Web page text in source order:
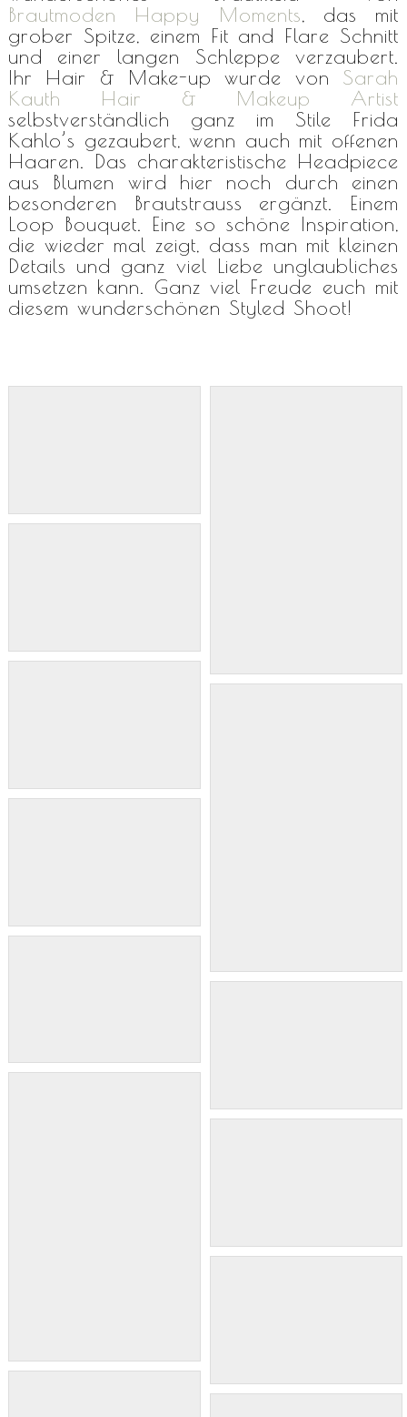
Brautmoden Happy Moments, das mit
grober Spitze, einem Fit and Flare Schnitt
und einer langen Schleppe verzaubert.
Ihr Hair & Make-up wurde von Sarah
Kauth Hair & Makeup Artist
selbstverständlich ganz im Stile Frida
Kahlo’s gezaubert, wenn auch mit offenen
Haaren. Das charakteristische Headpiece
aus Blumen wird hier noch durch einen
besonderen Brautstrauss ergänzt. Einem
Loop Bouquet. Eine so schöne Inspiration,
die wieder mal zeigt, dass man mit kleinen
Details und ganz viel Liebe unglaubliches
umsetzen kann. Ganz viel Freude euch mit
diesem wunderschönen Styled Shoot!